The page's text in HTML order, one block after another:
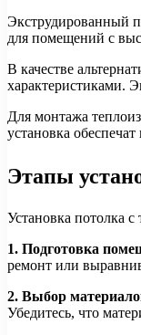
Экструдированный
для помещений с
В качестве
характеристиками.
Для монтажа
установка
Этапы
Установка потолка
1. Подготовка
ремонт или
2. Выбор
Убедитесь, что